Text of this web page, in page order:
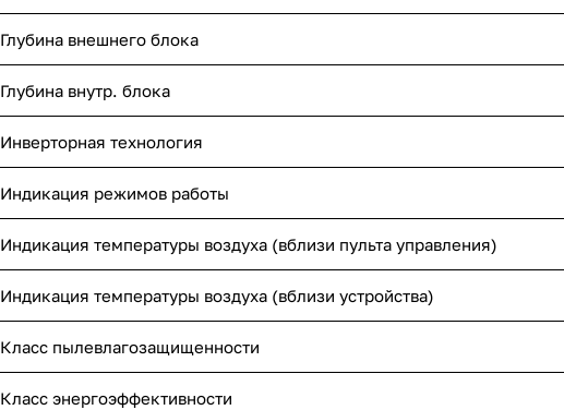
Глубина внешнего блока
Глубина внутр. блока
Инверторная технология
Индикация режимов работы
Индикация температуры воздуха (вблизи пульта управления)
Индикация температуры воздуха (вблизи устройства)
Класс пылевлагозащищенности
Класс энергоэффективности